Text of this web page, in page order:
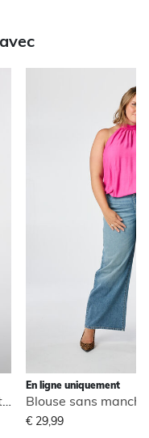
Blouse sans manches à col montant
En ligne uniquement
€ 29,99